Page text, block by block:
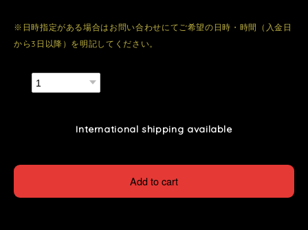
※日時指定がある場合はお問い合わせにてご希望の日時・時間（入金日
から3日以降）を明記してください。
International shipping available
Add to cart